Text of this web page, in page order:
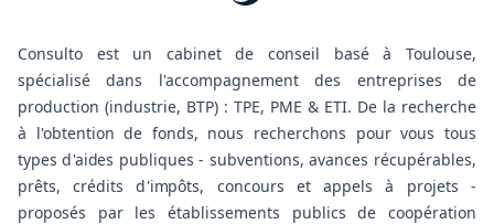
Consulto est un cabinet de conseil basé à Toulouse,
spécialisé dans l'accompagnement des entreprises de
production (industrie, BTP) : TPE, PME & ETI. De la recherche
à l'obtention de fonds, nous recherchons pour vous tous
types d'aides publiques - subventions, avances récupérables,
prêts, crédits d'impôts, concours et appels à projets -
proposés par les établissements publics de coopération